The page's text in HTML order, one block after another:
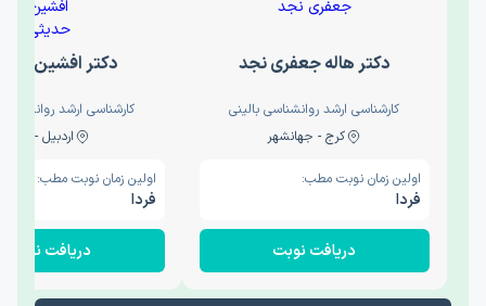
دکتر هاله جعفری نجد
کارشناسی ارشد روانشناسی بالینی
کرج - جهانشهر
اولین زمان نوبت مطب:
فردا
دریافت نوبت
دکتر افشین
کارشناسی ارشد
اردبیل - والی
اولین زمان نوبت مطب:
فردا
دریافت نوبت